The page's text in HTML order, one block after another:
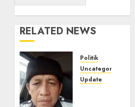
RELATED NEWS
Politik
Uncategorized
Update